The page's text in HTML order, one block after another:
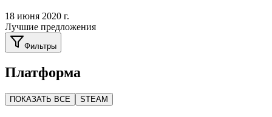
18 июня 2020 г.
Лучшие предложения
Фильтры
Платформа
ПОКАЗАТЬ ВСЕ STEAM